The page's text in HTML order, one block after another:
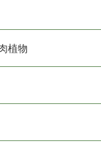
植物